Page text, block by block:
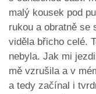
malý kousek pod
rukou a obratně se
viděla břicho celé.
nebyla. Jak mi
mě vzrušila a v
a tedy začínal i